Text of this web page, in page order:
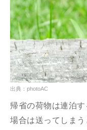
出典：photoAC
帰省の荷物は連泊
場合は送ってしま